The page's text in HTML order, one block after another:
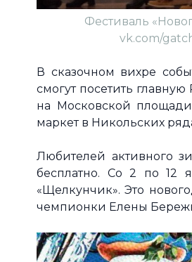
Фестиваль
vk.com/
В сказочном вихре
смогут посетить
на Московской
маркет в Никольских
Любителей активного
бесплатно. Со 2 по 12
«Щелкунчик». Это
чемпионки Елены